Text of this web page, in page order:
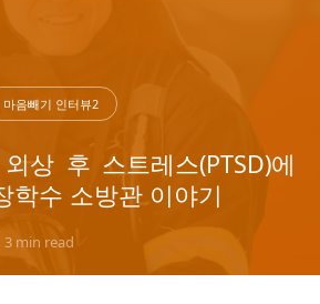
마음빼기 인터뷰2
상 후 스트레스(PTSD)에
학수 소방관 이야기
3 min read